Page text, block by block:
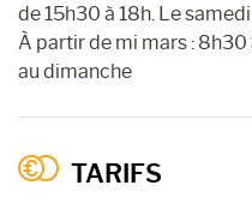
de 15h30 à 18h. Le
À partir de mi mars :
au dimanche
TARIFS